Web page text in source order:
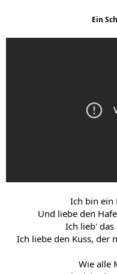
Ein
Ich bin ein
Und liebe den
Ich lieb' das
Ich liebe den Kuss, der
Wie alle